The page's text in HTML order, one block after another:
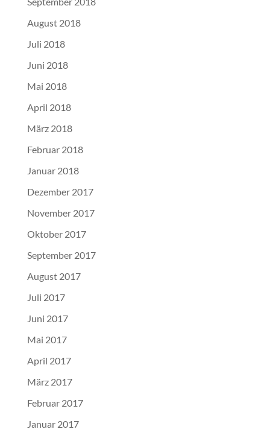
August 2018
Juli 2018
Juni 2018
Mai 2018
April 2018
März 2018
Februar 2018
Januar 2018
Dezember 2017
November 2017
Oktober 2017
September 2017
August 2017
Juli 2017
Juni 2017
Mai 2017
April 2017
März 2017
Februar 2017
Januar 2017